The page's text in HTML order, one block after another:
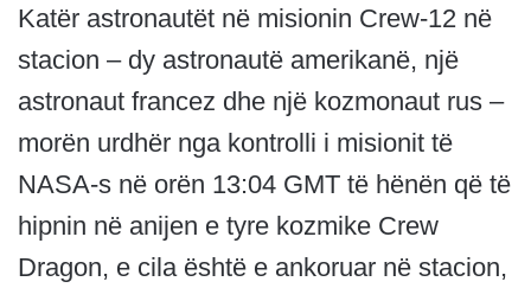
Katër astronautët në misionin Crew-12 në
stacion – dy astronautë amerikanë, një
astronaut francez dhe një kozmonaut rus –
morën urdhër nga kontrolli i misionit të
NASA-s në orën 13:04 GMT të hënën që të
hipnin në anijen e tyre kozmike Crew
Dragon, e cila është e ankoruar në stacion,